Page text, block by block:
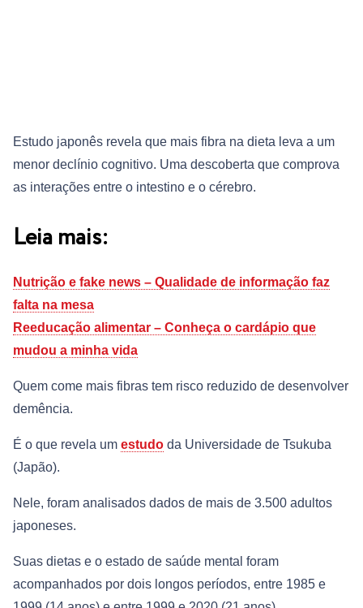
Estudo japonês revela que mais fibra na dieta leva a um
menor declínio cognitivo. Uma descoberta que comprova
as interações entre o intestino e o cérebro.
Leia mais:
Nutrição e fake news – Qualidade de informação faz
falta na mesa
Reeducação alimentar – Conheça o cardápio que
mudou a minha vida
Quem come mais fibras tem risco reduzido de desenvolver
demência.
É o que revela um estudo da Universidade de Tsukuba
(Japão).
Nele, foram analisados dados de mais de 3.500 adultos
japoneses.
Suas dietas e o estado de saúde mental foram
acompanhados por dois longos períodos, entre 1985 e